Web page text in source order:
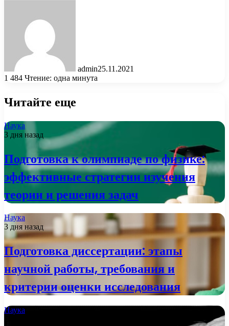
admin25.11.2021
1 484 Чтение: одна минута
Читайте еще
Наука
3 дня назад
Подготовка к олимпиаде по физике:
эффективные стратегии изучения
теории и решения задач
Наука
3 дня назад
Подготовка диссертации: этапы
научной работы, требования и
критерии оценки исследования
Наука